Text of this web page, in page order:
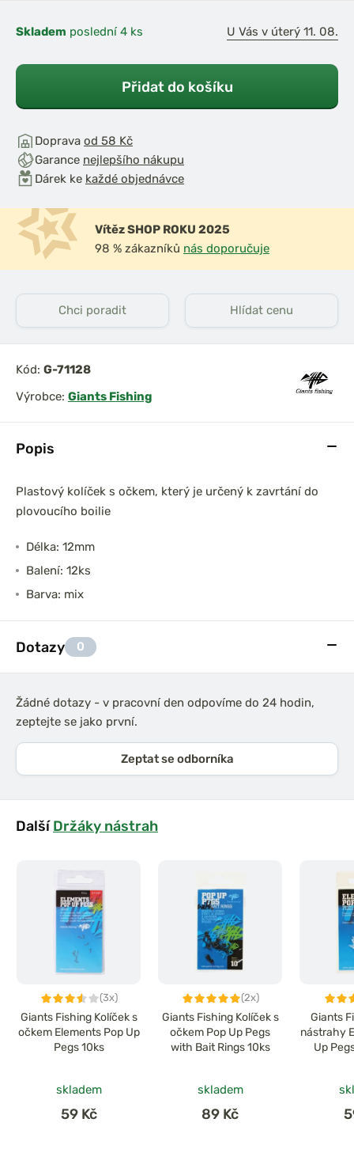
Popis
Plastový kolíček s očkem, který je určený k zavrtání do
plovoucího boilie
Délka: 12mm
Balení: 12ks
Barva: mix
Dotazy 0
Žádné dotazy - v pracovní den odpovíme do 24 hodin,
zeptejte se jako první.
Zeptat se odborníka
DalšíDržáky nástrah
(3x)
Giants Fishing Kolíček s
očkem Elements Pop Up
Pegs 10ks
skladem
59 Kč
(2x)
Giants Fishing Kolíček s
očkem Pop Up Pegs
with Bait Rings 10ks
skladem
89 Kč
Giants
nástrahy
Up
Skladem poslední 4 ks U Vás v úterý 11. 08.
Přidat do košíku
Doprava od 58 Kč
Garance nejlepšího nákupu
Dárek ke každé objednávce
Vítěz SHOP ROKU 2025
98 % zákazníků nás doporučuje
Chci poradit Hlídat cenu
Kód: G-71128
Výrobce: Giants Fishing